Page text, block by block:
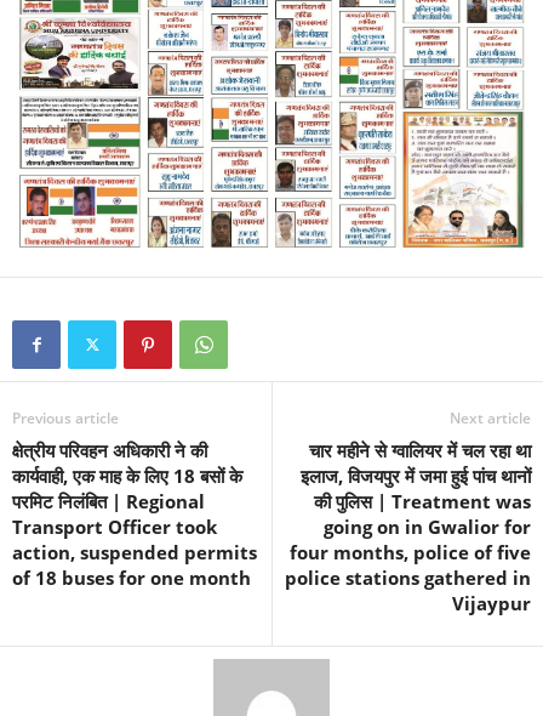
Previous article
क्षेत्रीय परिवहन अधिकारी ने की
कार्यवाही, एक माह के लिए 18 बसों के
परमिट निलंबित | Regional
Transport Officer took
action, suspended permits
of 18 buses for one month
Next article
चार महीने से ग्वालियर में चल रहा था
इलाज, विजयपुर में जमा हुई पांच थानों
की पुलिस | Treatment was
going on in Gwalior for
four months, police of five
police stations gathered in
Vijaypur